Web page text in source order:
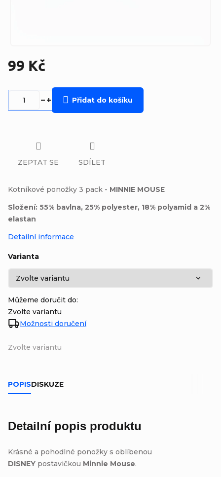
99 Kč
Zvolte variantu
Varianta
Můžeme doručit do:
Zvolte variantu
Možnosti doručení
Přidat do košíku
Kotníkové ponožky 3 pack - MINNIE MOUSE
Složení: 55% bavlna, 25% polyester, 18% polyamid a 2%
elastan
Detailní informace
ZEPTAT SE SDÍLET
POPISDISKUZE
Detailní popis produktu
Krásné a pohodlné ponožky s oblíbenou
DISNEY postavičkou Minnie Mouse.